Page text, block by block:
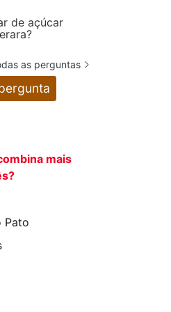
de açúcar
as perguntas
mais
Pato